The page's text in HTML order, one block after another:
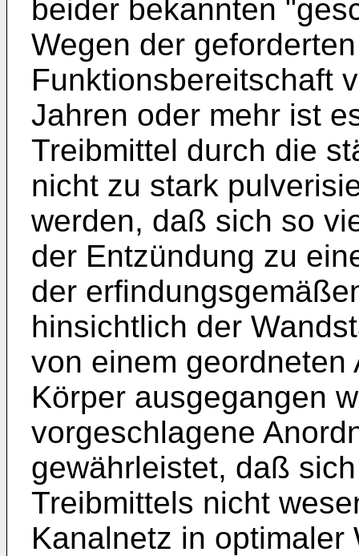
beider bekannten
Wegen der
Funktionsbereitschaft
Jahren oder mehr ist
Treibmittel durch die
nicht zu stark
werden, daß sich so
der Entzündung zu
der
hinsichtlich der
von einem
Körper ausgegangen
vorgeschlagene
gewährleistet, daß
Treibmittels nicht
Kanalnetz in